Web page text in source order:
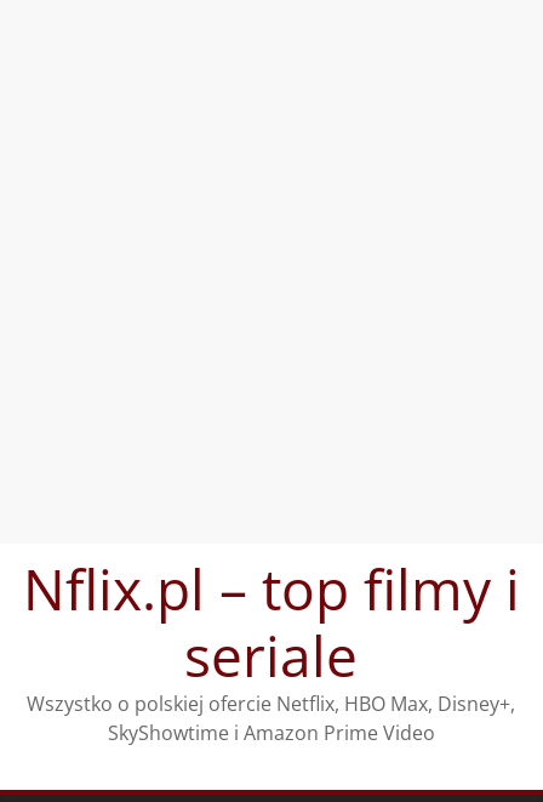
treściNflix.pl – top filmy i
seriale
Wszystko o polskiej ofercie Netflix, HBO Max, Disney+,
SkyShowtime i Amazon Prime Video